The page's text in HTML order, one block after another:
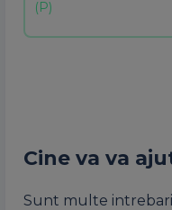
Cine va va
Sunt multe